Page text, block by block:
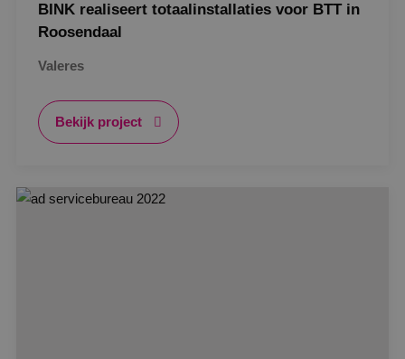
BINK realiseert totaalinstallaties voor BTT in
Roosendaal
Valeres
Bekijk project